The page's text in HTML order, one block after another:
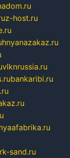
z-host.ru
vlknrussia.ru
bankaribi.ru
sand.ru